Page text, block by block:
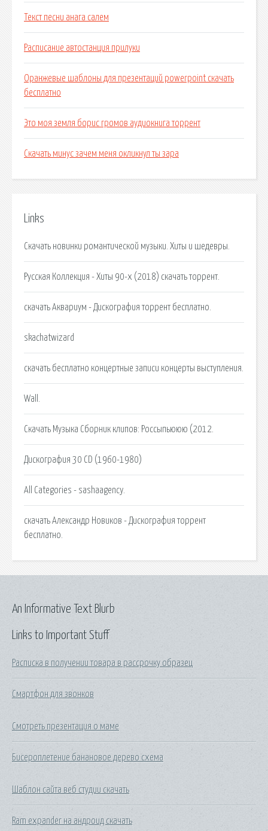
Текст песни анага салем
Расписание автостанция прилуки
Оранжевые шаблоны для презентаций powerpoint скачать
бесплатно
Это моя земля борис громов аудиокнига торрент
Скачать минус зачем меня окликнул ты зара
Links
Скачать новинки романтической музыки. Хиты и шедевры.
Русская Коллекция - Хиты 90-х (2018) скачать торрент.
скачать Аквариум - Дискография торрент бесплатно.
skachatwizard
скачать бесплатно концертные записи концерты выступления.
Wall.
Скачать Музыка Сборник клипов: Россыпьююю (2012.
Дискография 30 CD (1960-1980)
All Categories - sashaagency.
скачать Александр Новиков - Дискография торрент
бесплатно.
Links to Important Stuff
Расписка в получении товара в рассрочку образец
Смартфон для звонков
Смотреть презентация о маме
Бисероплетение банановое дерево схема
Шаблон сайта веб студии скачать
Ram expander на андроид скачать
An Informative Text Blurb